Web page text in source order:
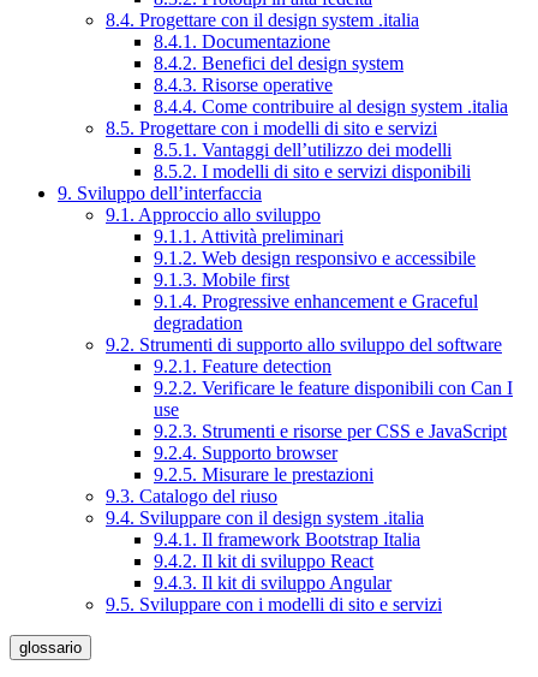
8.4. Progettare con il design system .italia
8.4.1. Documentazione
8.4.2. Benefici del design system
8.4.3. Risorse operative
8.4.4. Come contribuire al design system .italia
8.5. Progettare con i modelli di sito e servizi
8.5.1. Vantaggi dell’utilizzo dei modelli
8.5.2. I modelli di sito e servizi disponibili
9. Sviluppo dell’interfaccia
9.1. Approccio allo sviluppo
9.1.1. Attività preliminari
9.1.2. Web design responsivo e accessibile
9.1.3. Mobile first
9.1.4. Progressive enhancement e Graceful
degradation
9.2. Strumenti di supporto allo sviluppo del software
9.2.1. Feature detection
9.2.2. Verificare le feature disponibili con Can I
use
9.2.3. Strumenti e risorse per CSS e JavaScript
9.2.4. Supporto browser
9.2.5. Misurare le prestazioni
9.3. Catalogo del riuso
9.4. Sviluppare con il design system .italia
9.4.1. Il framework Bootstrap Italia
9.4.2. Il kit di sviluppo React
9.4.3. Il kit di sviluppo Angular
9.5. Sviluppare con i modelli di sito e servizi
glossario